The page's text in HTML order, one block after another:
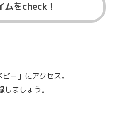
ムをcheck！
ー」にアクセス。
ましょう。